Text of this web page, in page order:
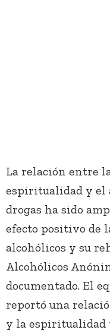
La relación entre
espiritualidad y el
drogas ha sido
efecto positivo de
alcohólicos y su
Alcohólicos
documentado. El
reportó una
y la espiritualidad